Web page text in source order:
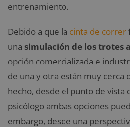
entrenamiento.
Debido a que la cinta de correr
una simulación de los trotes
opción comercializada e
de una y otra están muy cerca
hecho, desde el punto de vista
psicólogo ambas opciones
embargo, desde una